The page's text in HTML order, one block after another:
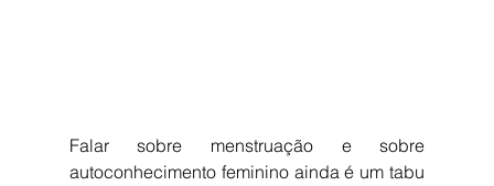
Falar sobre menstruação e sobre
autoconhecimento feminino ainda é um tabu